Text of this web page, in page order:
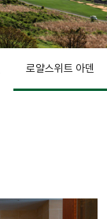
로얄스위트 아덴